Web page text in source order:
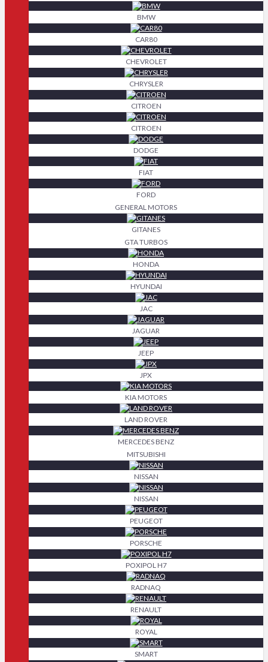
BMW
CAR80
CHEVROLET
CHRYSLER
CITROEN
CITROEN
DODGE
FIAT
FORD
GENERAL MOTORS
GITANES
GTA TURBOS
HONDA
HYUNDAI
JAC
JAGUAR
JEEP
JPX
KIA MOTORS
LAND ROVER
MERCEDES BENZ
MITSUBISHI
NISSAN
NISSAN
PEUGEOT
PORSCHE
POXIPOL H7
RADNAQ
RENAULT
ROYAL
SMART